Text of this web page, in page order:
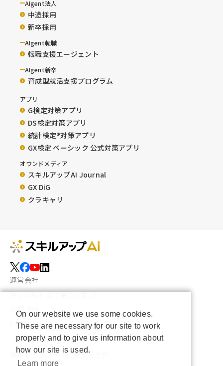
AIgent法人
中途採用
新卒採用
AIgent転職
転職支援エージェント
AIgent新卒
育成型就活支援プログラム
アプリ
G検定対策アプリ
DS検定対策アプリ
統計検定®︎対策アプリ
GX検定 ベーシック 公式対策アプリ
オウンドメディア
スキルアップAI Journal
GX DiG
クラキャリ
運営会社
特定商取引法に基づく表記
利用規約
FAQ
プライバシーポリシー
情報セキュリティに関する方針
On our website we use some cookies.
These are necessary for our site to work
properly and to give us information about
how our site is used.
Learn more